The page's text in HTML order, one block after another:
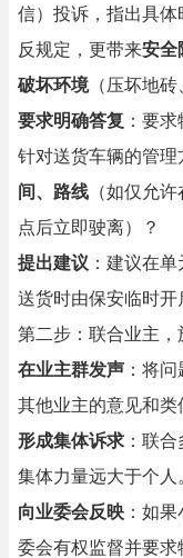
信）投诉，指出具
反规定，更带来安全
破坏环境（压坏地砖
要求明确答复 ：要
针对送货车辆的管理
间、路线 （如仅允
点后立即驶离）？
提出建议 ：建议在
送货时由保安临时开
第二步：联合业主，
在业主群发声 ：将
其他业主的意见和类
形成集体诉求 ：联
集体力量远大于个人
向业委会反映 ：如
委会有权监督并要